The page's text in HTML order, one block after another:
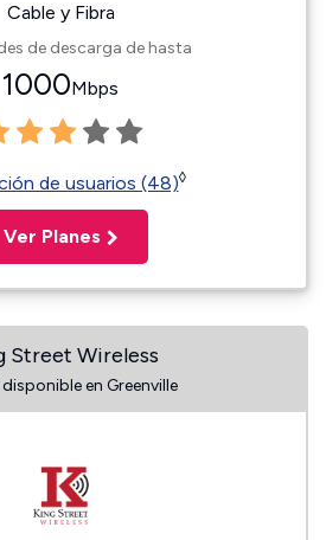
Cable y Fibra
de descarga de hasta
1000Mbps
de usuarios (48)◊
Ver Planes
Street Wireless
en Greenville